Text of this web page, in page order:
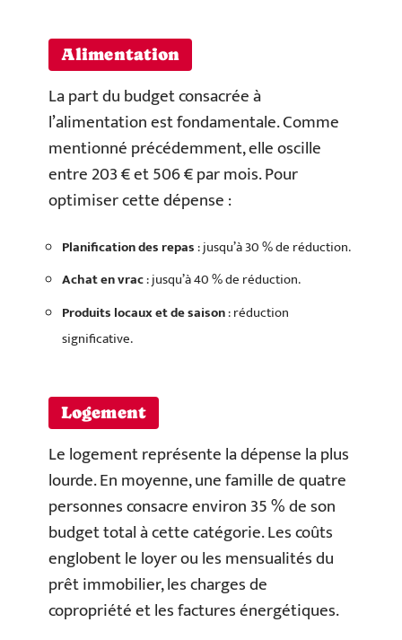
Alimentation
La part du budget consacrée à
l’alimentation est fondamentale. Comme
mentionné précédemment, elle oscille
entre 203 € et 506 € par mois. Pour
optimiser cette dépense :
Planification des repas: jusqu’à 30 % de réduction.
Achat en vrac: jusqu’à 40 % de réduction.
Produits locaux et de saison: réduction
significative.
Logement
Le logement représente la dépense la plus
lourde. En moyenne, une famille de quatre
personnes consacre environ 35 % de son
budget total à cette catégorie. Les coûts
englobent le loyer ou les mensualités du
prêt immobilier, les charges de
copropriété et les factures énergétiques.